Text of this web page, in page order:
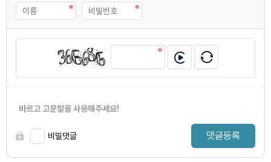
바르고 고운말을 사용해주세요!
비밀댓글 댓글등록